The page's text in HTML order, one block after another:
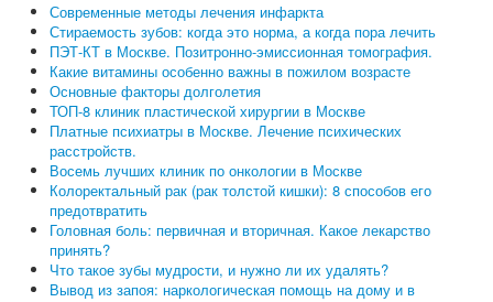
Современные методы лечения инфаркта
Стираемость зубов: когда это норма, а когда пора лечить
ПЭТ-КТ в Москве. Позитронно-эмиссионная томография.
Какие витамины особенно важны в пожилом возрасте
Основные факторы долголетия
ТОП-8 клиник пластической хирургии в Москве
Платные психиатры в Москве. Лечение психических
расстройств.
Восемь лучших клиник по онкологии в Москве
Колоректальный рак (рак толстой кишки): 8 способов его
предотвратить
Головная боль: первичная и вторичная. Какое лекарство
принять?
Что такое зубы мудрости, и нужно ли их удалять?
Вывод из запоя: наркологическая помощь на дому и в